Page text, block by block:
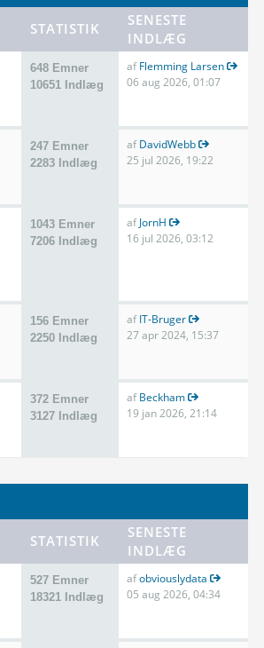
STATISTIK
SENESTE
INDLÆG
648 Emner
10651 Indlæg
afFlemming Larsen
06 aug 2026, 01:07
247 Emner
2283 Indlæg
afDavidWebb
25 jul 2026, 19:22
1043 Emner
7206 Indlæg
afJornH
16 jul 2026, 03:12
156 Emner
2250 Indlæg
afIT-Bruger
27 apr 2024, 15:37
372 Emner
3127 Indlæg
afBeckham
19 jan 2026, 21:14
STATISTIK
SENESTE
INDLÆG
527 Emner
18321 Indlæg
afobviouslydata
05 aug 2026, 04:34